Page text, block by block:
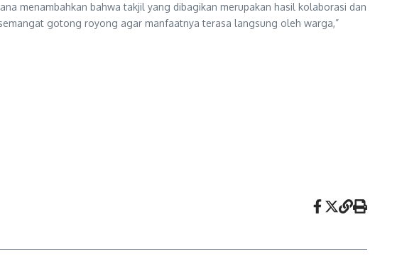
menambahkan bahwa takjil yang dibagikan merupakan hasil kolaborasi dan
gotong royong agar manfaatnya terasa langsung oleh warga,”